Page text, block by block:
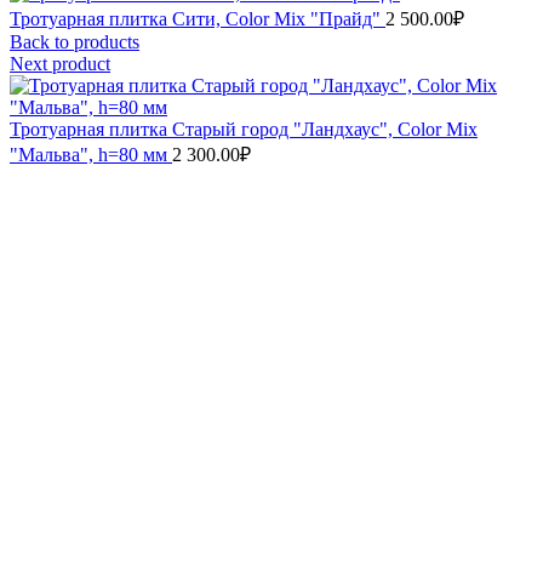
Тротуарная плитка Сити, Color Mix "Прайд" 2 500.00₽
Back to products
Next product
Тротуарная плитка Старый город "Ландхаус", Color Mix
"Мальва", h=80 мм 2 300.00₽